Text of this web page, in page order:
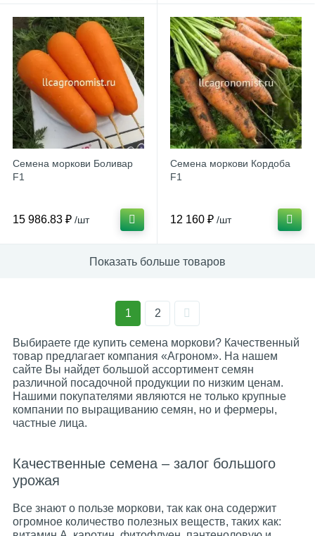
Семена моркови Боливар
F1
15 986.83 ₽ /шт
Семена моркови Кордоба
F1
12 160 ₽ /шт
Показать больше товаров
1 2
Выбираете где купить семена моркови? Качественный
товар предлагает компания «Агроном». На нашем
сайте Вы найдет большой ассортимент семян
различной посадочной продукции по низким ценам.
Нашими покупателями являются не только крупные
компании по выращиванию семян, но и фермеры,
частные лица.
Качественные семена – залог большого
урожая
Все знают о пользе моркови, так как она содержит
огромное количество полезных веществ, таких как: